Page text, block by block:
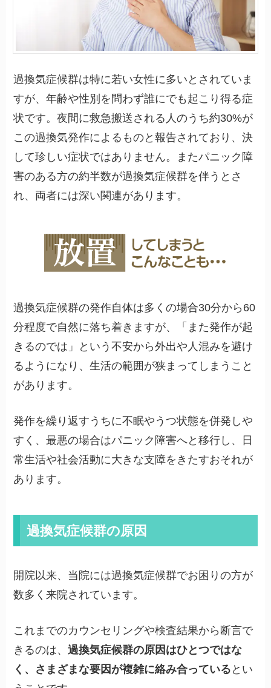
過換気症候群は特に若い女性に多いとされていま
すが、年齢や性別を問わず誰にでも起こり得る症
状です。夜間に救急搬送される人のうち約30%が
この過換気発作によるものと報告されており、決
して珍しい症状ではありません。またパニック障
害のある方の約半数が過換気症候群を伴うとさ
れ、両者には深い関連があります。
過換気症候群の発作自体は多くの場合30分から60
分程度で自然に落ち着きますが、「また発作が起
きるのでは」という不安から外出や人混みを避け
るようになり、生活の範囲が狭まってしまうこと
があります。
発作を繰り返すうちに不眠やうつ状態を併発しや
すく、最悪の場合はパニック障害へと移行し、日
常生活や社会活動に大きな支障をきたすおそれが
あります。
過換気症候群の原因
開院以来、当院には過換気症候群でお困りの方が
数多く来院されています。
これまでのカウンセリングや検査結果から断言で
きるのは、過換気症候群の原因はひとつではな
く、さまざまな要因が複雑に絡み合っている とい